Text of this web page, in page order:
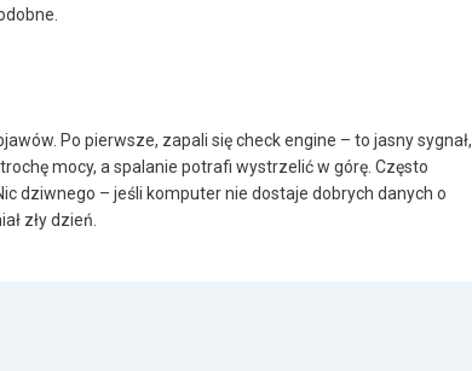
Po pierwsze, zapali się check engine – to jasny sygnał,
mocy, a spalanie potrafi wystrzelić w górę. Często
dziwnego – jeśli komputer nie dostaje dobrych danych o
zły dzień.